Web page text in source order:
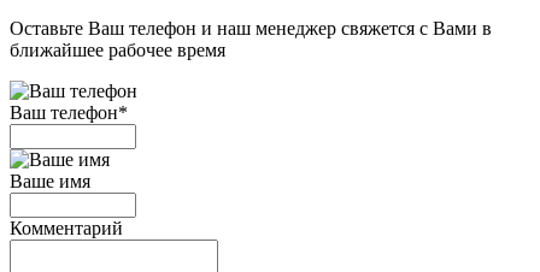
Оставьте Ваш телефон и наш менеджер свяжется с Вами в
ближайшее рабочее время
Ваш телефон*
Ваше имя
Комментарий